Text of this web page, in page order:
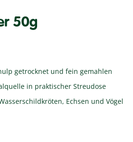
50g
getrocknet und fein gemahlen
in praktischer Streudose
Echsen und Vögel